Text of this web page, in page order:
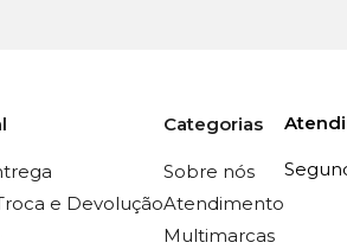
e Devolução
Categorias
Sobre nós
Atendimento
Multimarcas